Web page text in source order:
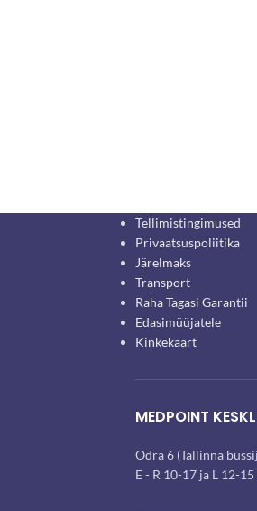
Tellimistingimused
Privaatsuspoliitika
Järelmaks
Transport
Raha Tagasi Garantii
Edasimüüjatele
Kinkekaart
MEDPOINT
Odra 6 (Tallinna
E - R 10-17 ja L 12-15